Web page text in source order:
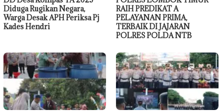
Diduga Rugikan Negara,
Warga Desak APH Periksa Pj
Kades Hendri
RAIH PREDIKAT A
PELAYANAN PRIMA,
TERBAIK DI JAJARAN
POLRES POLDA NTB